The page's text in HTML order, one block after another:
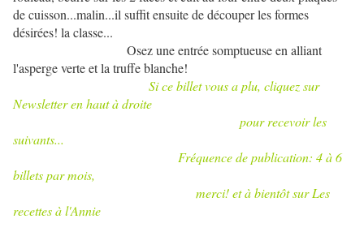
de cuisson...malin...il suffit ensuite de découper les formes
désirées! la classe...
Osez une entrée somptueuse en alliant
l'asperge verte et la truffe blanche!
Si ce billet vous a plu, cliquez sur
Newsletter en haut à droite
pour recevoir les
suivants...
Fréquence de publication: 4 à 6
billets par mois,
merci! et à bientôt sur Les
recettes à l'Annie